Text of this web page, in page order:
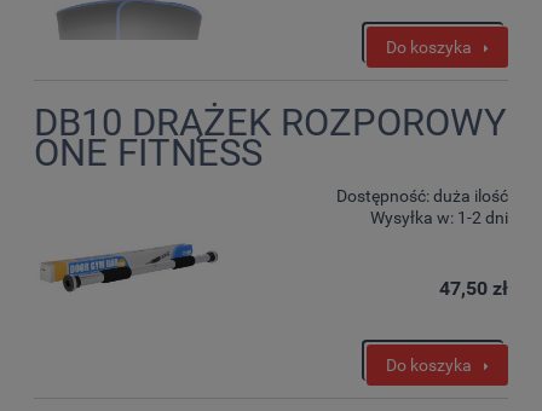
Do koszyka
DB10 DRĄŻEK ROZPOROWY
ONE FITNESS
Dostępność:duża ilość
Wysyłka w: 1-2 dni
47,50 zł
Do koszyka